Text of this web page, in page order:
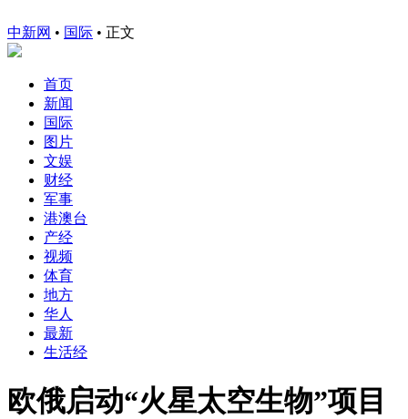
中新网 • 国际 • 正文
首页
新闻
国际
图片
文娱
财经
军事
港澳台
产经
视频
体育
地方
华人
最新
生活经
欧俄启动“火星太空生物”项目